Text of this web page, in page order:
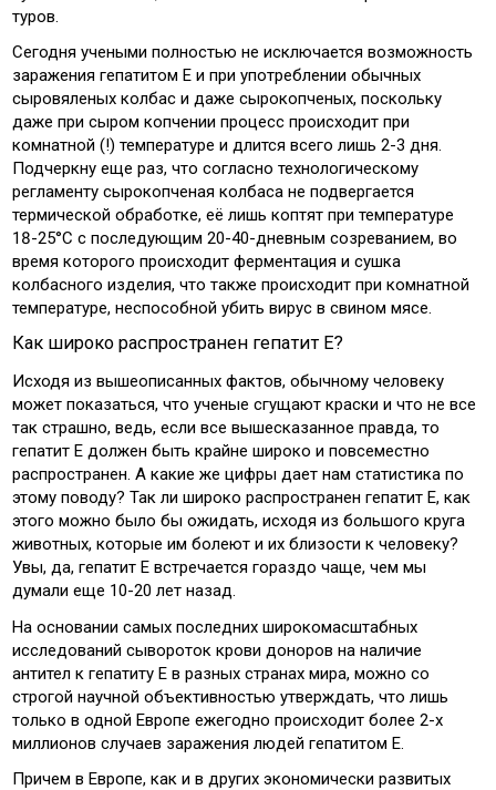
туров.
Сегодня учеными полностью не исключается возможность
заражения гепатитом Е и при употреблении обычных
сыровяленых колбас и даже сырокопченых, поскольку
даже при сыром копчении процесс происходит при
комнатной (!) температуре и длится всего лишь 2-3 дня.
Подчеркну еще раз, что согласно технологическому
регламенту сырокопченая колбаса не подвергается
термической обработке, её лишь коптят при температуре
18-25°С с последующим 20-40-дневным созреванием, во
время которого происходит ферментация и сушка
колбасного изделия, что также происходит при комнатной
температуре, неспособной убить вирус в свином мясе.
Как широко распространен гепатит Е?
Исходя из вышеописанных фактов, обычному человеку
может показаться, что ученые сгущают краски и что не все
так страшно, ведь, если все вышесказанное правда, то
гепатит Е должен быть крайне широко и повсеместно
распространен. А какие же цифры дает нам статистика по
этому поводу? Так ли широко распространен гепатит Е, как
этого можно было бы ожидать, исходя из большого круга
животных, которые им болеют и их близости к человеку?
Увы, да, гепатит Е встречается гораздо чаще, чем мы
думали еще 10-20 лет назад.
На основании самых последних широкомасштабных
исследований сывороток крови доноров на наличие
антител к гепатиту Е в разных странах мира, можно со
строгой научной объективностью утверждать, что лишь
только в одной Европе ежегодно происходит более 2-х
миллионов случаев заражения людей гепатитом Е.
Причем в Европе, как и в других экономически развитых